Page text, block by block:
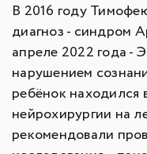
В 2016 году
диагноз - синдром
апреле 2022 года -
нарушением
ребёнок
нейрохирургии на
рекомендовали